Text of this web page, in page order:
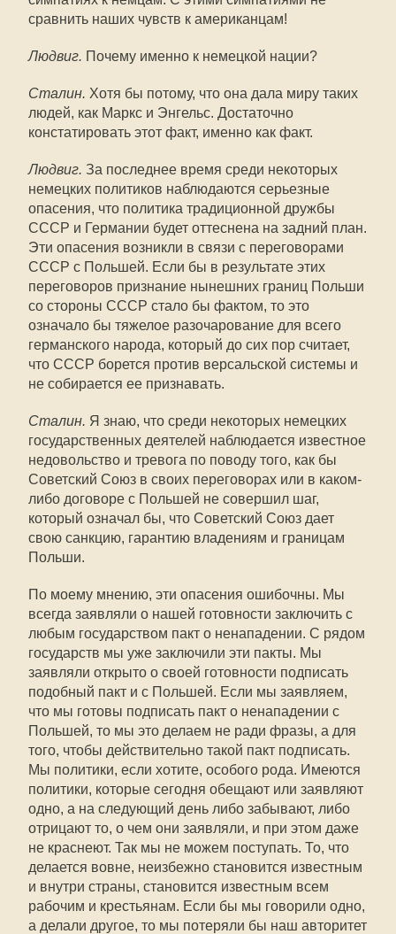
сравнить наших чувств к американцам!
Людвиг. Почему именно к немецкой нации?
Сталин. Хотя бы потому, что она дала миру таких
людей, как Маркс и Энгельс. Достаточно
констатировать этот факт, именно как факт.
Людвиг. За последнее время среди некоторых
немецких политиков наблюдаются серьезные
опасения, что политика традиционной дружбы
СССР и Германии будет оттеснена на задний план.
Эти опасения возникли в связи с переговорами
СССР с Польшей. Если бы в результате этих
переговоров признание нынешних границ Польши
со стороны СССР стало бы фактом, то это
означало бы тяжелое разочарование для всего
германского народа, который до сих пор считает,
что СССР борется против версальской системы и
не собирается ее признавать.
Сталин. Я знаю, что среди некоторых немецких
государственных деятелей наблюдается известное
недовольство и тревога по поводу того, как бы
Советский Союз в своих переговорах или в каком-
либо договоре с Польшей не совершил шаг,
который означал бы, что Советский Союз дает
свою санкцию, гарантию владениям и границам
Польши.
По моему мнению, эти опасения ошибочны. Мы
всегда заявляли о нашей готовности заключить с
любым государством пакт о ненападении. С рядом
государств мы уже заключили эти пакты. Мы
заявляли открыто о своей готовности подписать
подобный пакт и с Польшей. Если мы заявляем,
что мы готовы подписать пакт о ненападении с
Польшей, то мы это делаем не ради фразы, а для
того, чтобы действительно такой пакт подписать.
Мы политики, если хотите, особого рода. Имеются
политики, которые сегодня обещают или заявляют
одно, а на следующий день либо забывают, либо
отрицают то, о чем они заявляли, и при этом даже
не краснеют. Так мы не можем поступать. То, что
делается вовне, неизбежно становится известным
и внутри страны, становится известным всем
рабочим и крестьянам. Если бы мы говорили одно,
а делали другое, то мы потеряли бы наш авторитет